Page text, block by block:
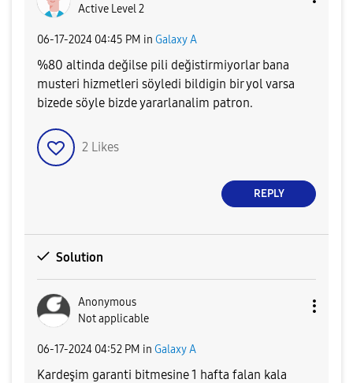
Active Level 2
‎06-17-2024 04:45 PM in Galaxy A
%80 altinda değilse pili değistirmiyorlar bana
musteri hizmetleri söyledi bildigin bir yol varsa
bizede söyle bizde yararlanalim patron.
2 Likes
REPLY
Solution
Anonymous
Not applicable
‎06-17-2024 04:52 PM in Galaxy A
Kardeşim garanti bitmesine 1 hafta falan kala